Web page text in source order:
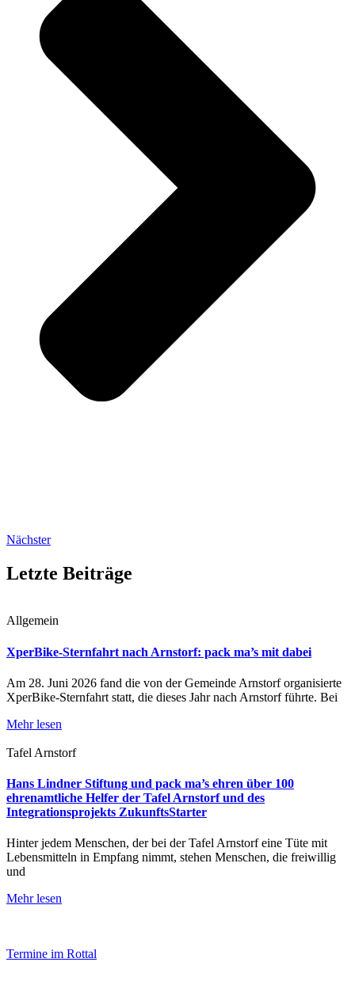
Nächster
Letzte Beiträge
Allgemein
XperBike-Sternfahrt nach Arnstorf: pack ma’s mit dabei
Am 28. Juni 2026 fand die von der Gemeinde Arnstorf organisierte
XperBike-Sternfahrt statt, die dieses Jahr nach Arnstorf führte. Bei
Mehr lesen
Tafel Arnstorf
Hans Lindner Stiftung und pack ma’s ehren über 100
ehrenamtliche Helfer der Tafel Arnstorf und des
Integrationsprojekts ZukunftsStarter
Hinter jedem Menschen, der bei der Tafel Arnstorf eine Tüte mit
Lebensmitteln in Empfang nimmt, stehen Menschen, die freiwillig
und
Mehr lesen
Termine im Rottal